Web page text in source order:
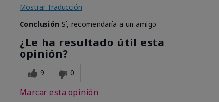
Mostrar Traducción
Conclusión Sí, recomendaría a un amigo
¿Le ha resultado útil esta
opinión?
9 0
Marcar esta opinión